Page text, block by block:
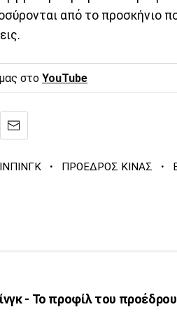
από το προσκήνιο
στο YouTube
· ΠΡΟΕΔΡΟΣ ΚΙΝΑΣ ·
- Το προφίλ του